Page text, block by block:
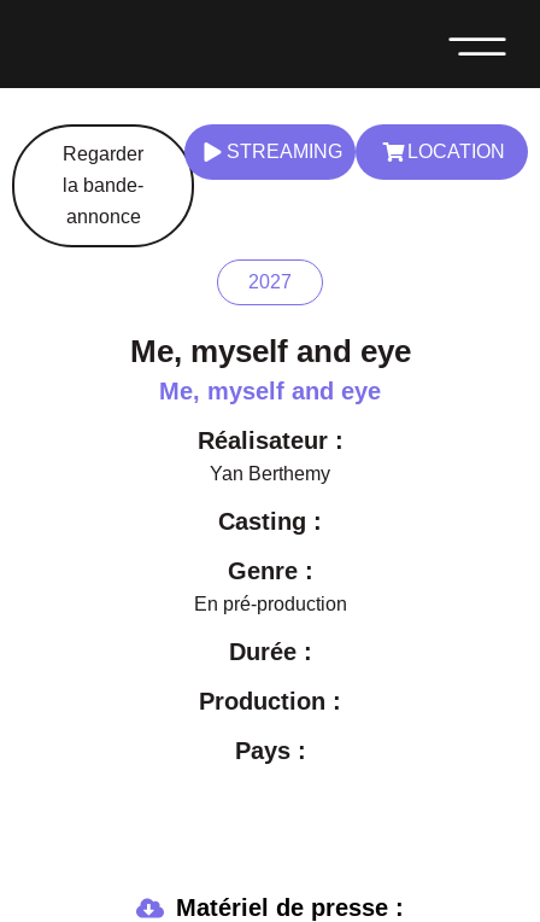
Regarder
la bande-
annonce
STREAMING LOCATION
2027
Me, myself and eye
Me, myself and eye
Réalisateur :
Yan Berthemy
Casting :
Genre :
En pré-production
Durée :
Production :
Pays :
Matériel de presse :